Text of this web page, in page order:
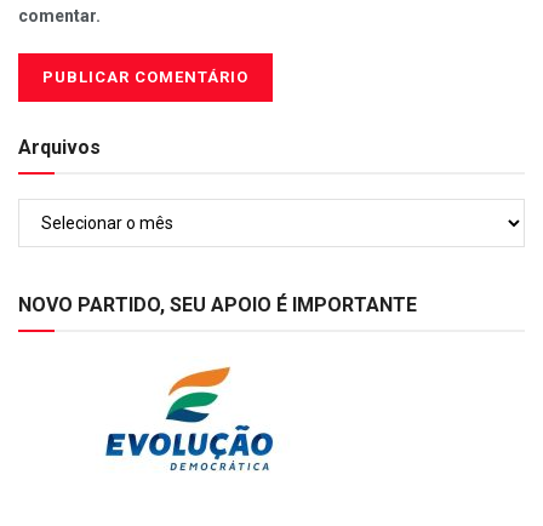
comentar.
Arquivos
NOVO PARTIDO, SEU APOIO É IMPORTANTE